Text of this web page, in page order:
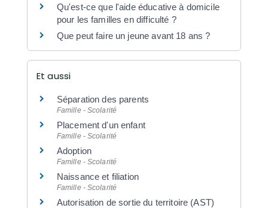
Qu'est-ce que l'aide éducative à domicile
pour les familles en difficulté ?
Que peut faire un jeune avant 18 ans ?
Et aussi
Séparation des parents
Famille - Scolarité
Placement d'un enfant
Famille - Scolarité
Adoption
Famille - Scolarité
Naissance et filiation
Famille - Scolarité
Autorisation de sortie du territoire (AST)